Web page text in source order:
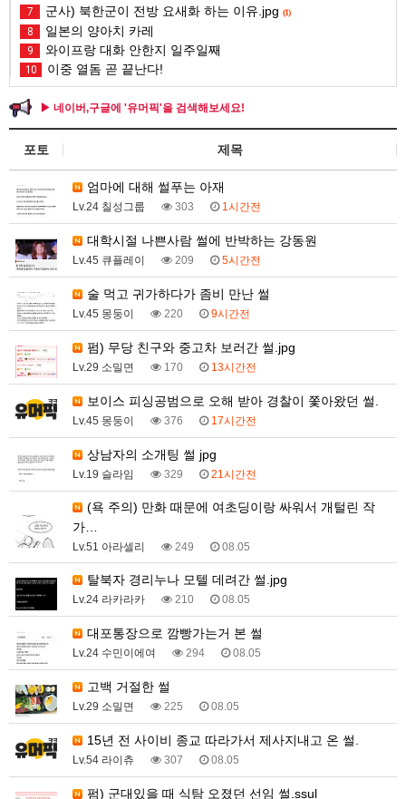
7 군사) 북한군이 전방 요새화 하는 이유.jpg (1)
8 일본의 양아치 카레
9 와이프랑 대화 안한지 일주일째
10 이중 열돔 곧 끝난다!
▶ 네이버,구글에 '유머픽'을 검색해보세요!
포토 제목
엄마에 대해 썰푸는 아재
Lv.24 칠성그룹 303 1시간전
대학시절 나쁜사람 썰에 반박하는 강동원
Lv.45 큐플레이 209 5시간전
술 먹고 귀가하다가 좀비 만난 썰
Lv.45 몽둥이 220 9시간전
펌) 무당 친구와 중고차 보러간 썰.jpg
Lv.29 소밀면 170 13시간전
보이스 피싱공범으로 오해 받아 경찰이 쫓아왔던 썰.
Lv.45 몽둥이 376 17시간전
상남자의 소개팅 썰 jpg
Lv.19 슬라임 329 21시간전
가…
Lv.51 아라셀리 249 08.05
탈북자 경리누나 모텔 데려간 썰.jpg
Lv.24 라카라카 210 08.05
대포통장으로 깜빵가는거 본 썰
Lv.24 수민이에여 294 08.05
고백 거절한 썰
Lv.29 소밀면 225 08.05
15년 전 사이비 종교 따라가서 제사지내고 온 썰.
Lv.54 라이츄 307 08.05
펌) 군대있을 때 식탐 오졌던 선임 썰.ssul